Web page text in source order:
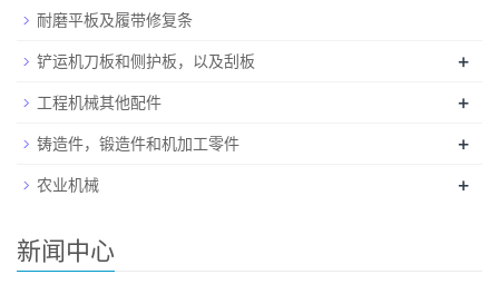
耐磨平板及履带修复条
铲运机刀板和侧护板，以及刮板
+
工程机械其他配件 +
铸造件，锻造件和机加工零件 +
农业机械 +
新闻中心